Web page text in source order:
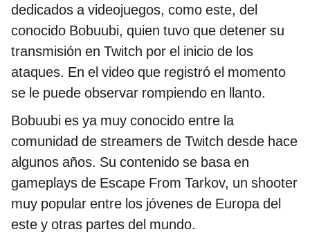
dedicados a videojuegos, como este, del
conocido Bobuubi, quien tuvo que detener su
transmisión en Twitch por el inicio de los
ataques. En el video que registró el momento
se le puede observar rompiendo en llanto.
Bobuubi es ya muy conocido entre la
comunidad de streamers de Twitch desde hace
algunos años. Su contenido se basa en
gameplays de Escape From Tarkov, un shooter
muy popular entre los jóvenes de Europa del
este y otras partes del mundo.